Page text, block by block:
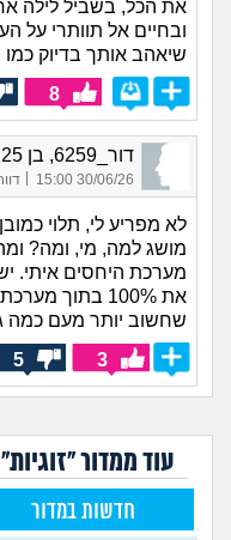
את הכל, בשביל לילה
ובחיים אל תוותרי על
שיאהב אותך בדיוק
8
דור_6259, בן 25, אורח
30/06/26 15:00
|
לא מפריע לי, תלוי
מושג למה, מי, ומה?
מערכת היחסים איתי.
את 100%
שחשוב יותר מעם כמה
3
5
עוד ממדור "זוגיות"
חדשות במדור